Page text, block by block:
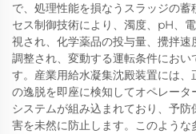
で、処理性能を損なうスラッジの
セス制御技術により、濁度、pH、
視され、化学薬品の投与量、攪拌
調整され、変動する運転条件におい
す。産業用給水凝集沈殿装置には
の逸脱を即座に検知してオペレー
システムが組み込まれており、予
害を未然に防止します。このよう